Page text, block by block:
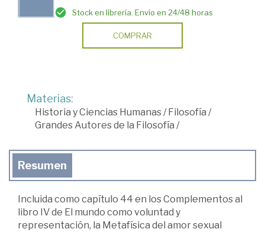
Stock en librería. Envío en 24/48 horas
COMPRAR
Materias:
Historia y Ciencias Humanas/ Filosofía /
Grandes Autores de la Filosofía /
Resumen
Incluida como capítulo 44 en los Complementos al
libro IV de El mundo como voluntad y
representación, la Metafísica del amor sexual